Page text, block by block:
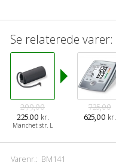
Se relaterede varer:
299,00
225.00 kr.
Manchet str. L
725,00
625,00 kr.
Varenr.: BM141